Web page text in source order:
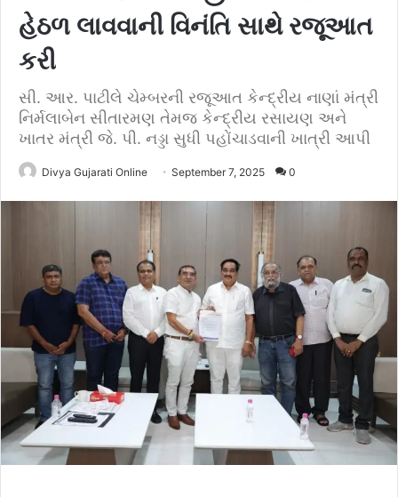
હેઠળ લાવવાની વિનંતિ સાથે રજૂઆત
કરી
સી. આર. પાટીલે ચેમ્બરની રજૂઆત કેન્દ્રીય નાણાં મંત્રી
નિર્મલાબેન સીતારમણ તેમજ કેન્દ્રીય રસાયણ અને
ખાતર મંત્રી જે. પી. નડ્ડા સુધી પહોંચાડવાની ખાત્રી આપી
Divya Gujarati Online September 7, 2025 0